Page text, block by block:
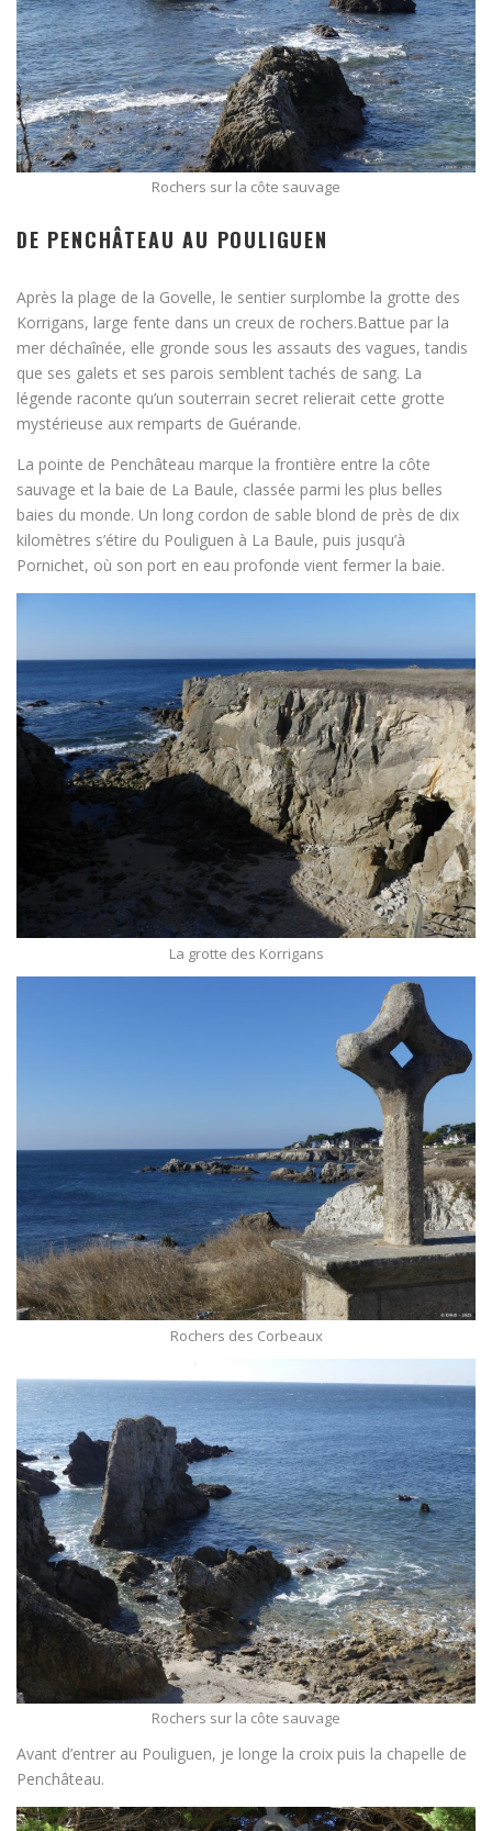
Rochers sur la côte sauvage
DE PENCHÂTEAU AU POULIGUEN
Après la plage de la Govelle, le sentier surplombe la grotte des
Korrigans, large fente dans un creux de rochers.Battue par la
mer déchaînée, elle gronde sous les assauts des vagues, tandis
que ses galets et ses parois semblent tachés de sang. La
légende raconte qu’un souterrain secret relierait cette grotte
mystérieuse aux remparts de Guérande.
La pointe de Penchâteau marque la frontière entre la côte
sauvage et la baie de La Baule, classée parmi les plus belles
baies du monde. Un long cordon de sable blond de près de dix
kilomètres s’étire du Pouliguen à La Baule, puis jusqu’à
Pornichet, où son port en eau profonde vient fermer la baie.
La grotte des Korrigans
Rochers des Corbeaux
Rochers sur la côte sauvage
Avant d’entrer au Pouliguen, je longe la croix puis la chapelle de
Penchâteau.